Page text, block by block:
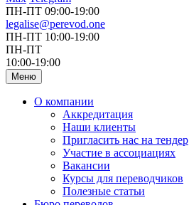
ПН-ПТ 09:00-19:00
legalise@perevod.one
ПН-ПТ 10:00-19:00
ПН-ПТ
10:00-19:00
Меню
О компании
Аккредитация
Наши клиенты
Пригласить нас на тендер
Участие в ассоциациях
Вакансии
Курсы для переводчиков
Полезные статьи